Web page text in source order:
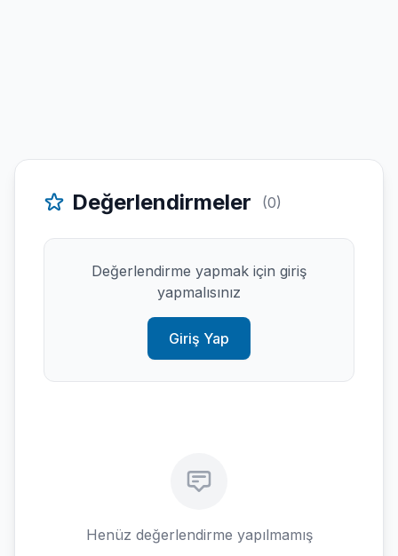
Değerlendirmeler (0)
Değerlendirme yapmak için giriş
yapmalısınız
Giriş Yap
Henüz değerlendirme yapılmamış